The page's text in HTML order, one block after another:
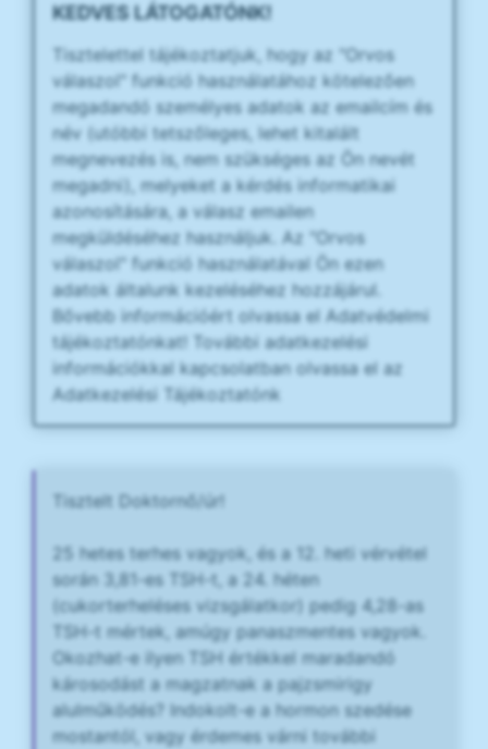
KEDVES LÁTOGATÓNK!
Tisztelettel tájékoztatjuk, hogy az "Orvos
válaszol" funkció használatához kötelezően
megadandó személyes adatok az emailcím és
név (utóbbi tetszőleges, lehet kitalált
megnevezés is, nem szükséges az Ön nevét
megadni), melyeket a kérdés informatikai
azonosítására, a válasz emailen
megküldéséhez használjuk. Az "Orvos
válaszol" funkció használatával Ön ezen
adatok általunk kezeléséhez hozzájárul.
Bővebb információért olvassa el Adatvédelmi
tájékoztatónkat! További adatkezelési
információkkal kapcsolatban olvassa el az
Adatkezelési Tájékoztatónk
Tisztelt Doktornő/úr!
25 hetes terhes vagyok, és a 12. heti vérvétel
során 3,81-es TSH-t, a 24. héten
(cukorterheléses vizsgálatkor) pedig 4,28-as
TSH-t mértek, amúgy panaszmentes vagyok.
Okozhat-e ilyen TSH értékkel maradandó
károsodást a magzatnak a pajzsmirigy
alulműködés? Indokolt-e a hormon szedése
mostantól, vagy érdemes várni további